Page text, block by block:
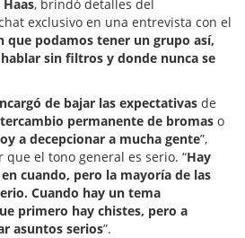
Haas, brindó detalles del
exclusivo en una entrevista con el
que podamos tener un grupo así,
sin filtros y donde nunca se
de bajar las expectativas de
permanente de bromas o
a decepcionar a mucha gente”,
el tono general es serio. “Hay
cuando, pero la mayoría de las
Cuando hay un tema
primero hay chistes, pero a
asuntos serios”.